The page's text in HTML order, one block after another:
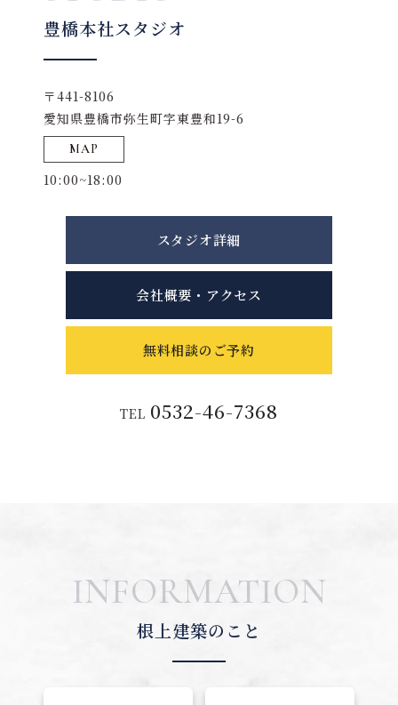
豊橋本社スタジオ
〒441-8106
愛知県豊橋市弥生町字東豊和19-6
MAP
10:00~18:00
スタジオ詳細
会社概要・アクセス
無料相談のご予約
TEL 0532-46-7368
INFORMATION
根上建築のこと